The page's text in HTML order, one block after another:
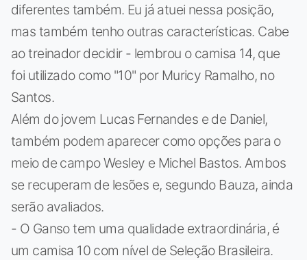
diferentes também. Eu já atuei nessa posição,
mas também tenho outras características. Cabe
ao treinador decidir - lembrou o camisa 14, que
foi utilizado como "10" por Muricy Ramalho, no
Santos.
Além do jovem Lucas Fernandes e de Daniel,
também podem aparecer como opções para o
meio de campo Wesley e Michel Bastos. Ambos
se recuperam de lesões e, segundo Bauza, ainda
serão avaliados.
- O Ganso tem uma qualidade extraordinária, é
um camisa 10 com nível de Seleção Brasileira.